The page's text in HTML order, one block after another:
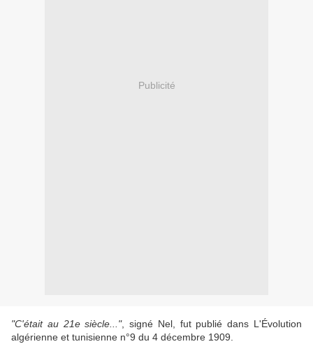
Publicité
"C'était au 21e siècle...", signé Nel, fut publié dans L'Évolution
algérienne et tunisienne n°9 du 4 décembre 1909.